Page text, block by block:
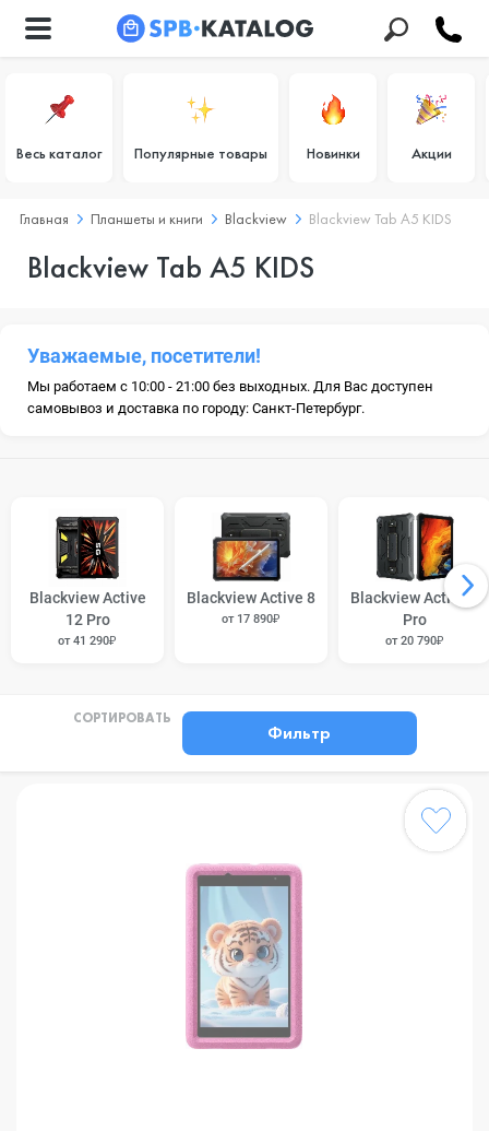
Весь каталог Популярные товары Новинки Акции
Главная Планшеты и книги Blackview Blackview Tab A5 KIDS
Blackview Tab A5 KIDS
Уважаемые, посетители!
Мы работаем с 10:00 - 21:00 без выходных. Для Вас доступен
самовывоз и доставка по городу: Санкт-Петербург.
Blackview Active
12 Pro
от 41 290₽
Blackview Active 8
от 17 890₽
Blackview Active 8
Pro
от 20 790₽
СОРТИРОВАТЬ
Фильтр